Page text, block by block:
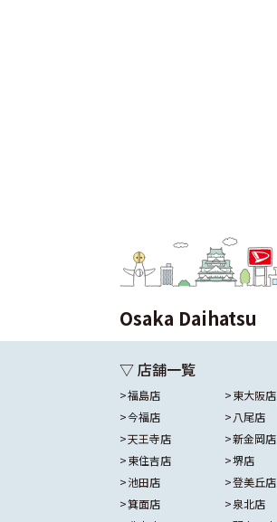
Osaka Daihatsu
▽ 店舗一覧
福島店
今福店
天王寺店
東住吉店
池田店
箕面店
東大阪店
八尾店
新金岡店
堺店
登美丘店
泉北店